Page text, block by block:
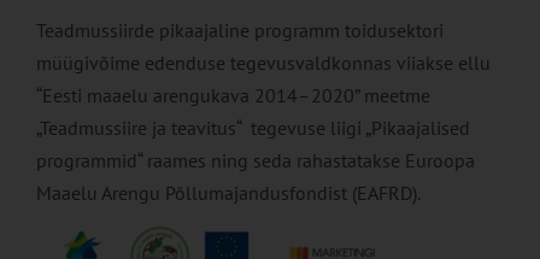
Teadmussiirde pikaajaline programm toidusektori
müügivõime edenduse tegevusvaldkonnas viiakse ellu
“Eesti maaelu arengukava 2014–2020” meetme
„Teadmussiire ja teavitus“ tegevuse liigi „Pikaajalised
programmid“ raames ning seda rahastatakse Euroopa
Maaelu Arengu Põllumajandusfondist (EAFRD).